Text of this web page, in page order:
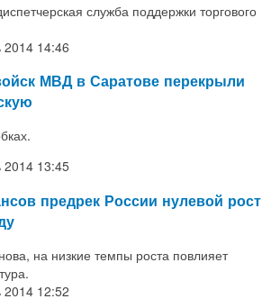
служба поддержки торгового
14:46
МВД в Саратове перекрыли
13:45
предрек России нулевой рост
на низкие темпы роста повлияет
12:52